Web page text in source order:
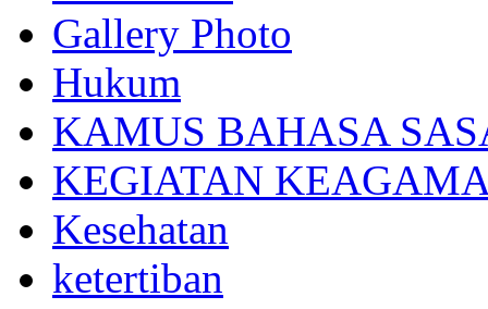
Gallery Photo
Hukum
KAMUS BAHASA
KEGIATAN
Kesehatan
ketertiban